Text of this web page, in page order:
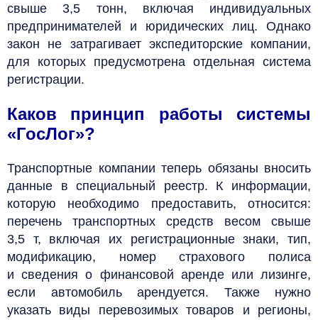
свыше 3,5 тонн, включая индивидуальных
предпринимателей и юридических лиц. Однако
закон не затрагивает экспедиторские компании,
для которых предусмотрена отдельная система
регистрации.
Каков принцип работы системы
«ГосЛог»?
Транспортные компании теперь обязаны вносить
данные в специальный реестр. К информации,
которую необходимо предоставить, относится:
перечень транспортных средств весом свыше
3,5 т, включая их регистрационные знаки, тип,
модификацию, номер страхового полиса
и сведения о финансовой аренде или лизинге,
если автомобиль арендуется. Также нужно
указать виды перевозимых товаров и регионы,